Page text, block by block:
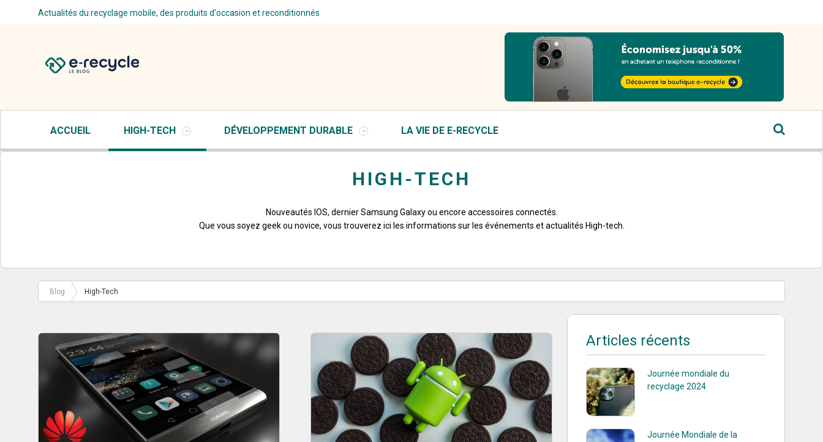
Actualités du recyclage mobile, des produits d'occasion et reconditionnés
ACCUEIL HIGH-TECH DÉVELOPPEMENT DURABLE LA VIE DE E-RECYCLE
HIGH-TECH
Nouveautés IOS, dernier Samsung Galaxy ou encore accessoires connectés.
Que vous soyez geek ou novice, vous trouverez ici les informations sur les événements et actualités High-tech.
Blog High-Tech
Articles récents
Journée mondiale du
recyclage 2024
Journée Mondiale de la